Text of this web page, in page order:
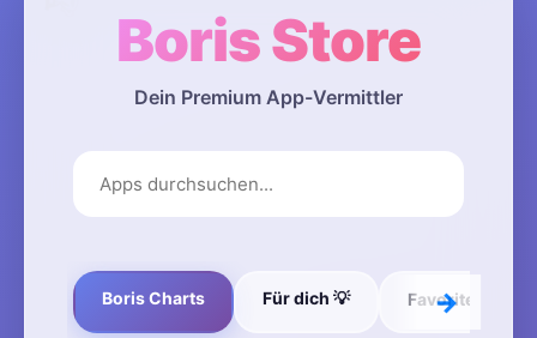
Boris Store
Dein Premium App-Vermittler
Boris Charts Für dich 💡 Favoriten ⭐
→